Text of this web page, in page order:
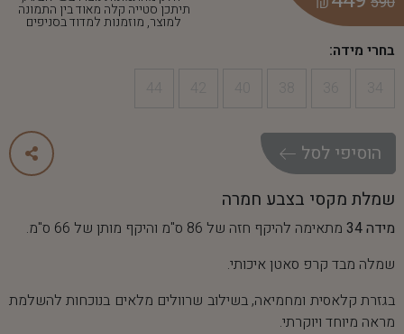
תיתכן סטייה קלה מאוד בין התמונה
למוצר, מוזמנות למדוד בסניפים
בחרי מידה:
הוסיפי לסל
שמלת מקסי בצבע חמרה
מידה 34
מתאימה להיקף חזה של 86 ס"מ והיקף מותן של 66 ס"מ.
שמלה מבד קרפ סאטן איכותי.
בגזרת קלאסית ומחמיאה, בשילוב שרוולים מלאים בנוכחות להשלמת
מראה מיוחד ויוקרתי.